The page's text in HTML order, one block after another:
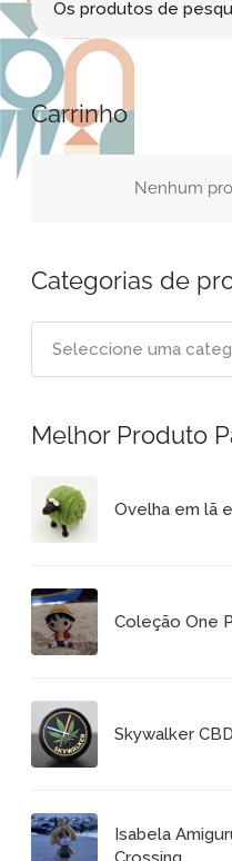
por:
Carrinho
Nenhum
Categorias de
Seleccione uma
Melhor Produto
Ovelha em lã
Coleção One
Skywalker CBD
Isabela